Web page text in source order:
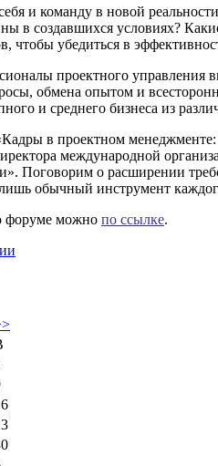
и команду в новой
в создавшихся условиях?
чтобы убедиться в
проектного управления
обмена опытом и
и среднего бизнеса из
в проектном
международной
Поговорим о расширении
обычный инструмент
форуме можно по ссылке.